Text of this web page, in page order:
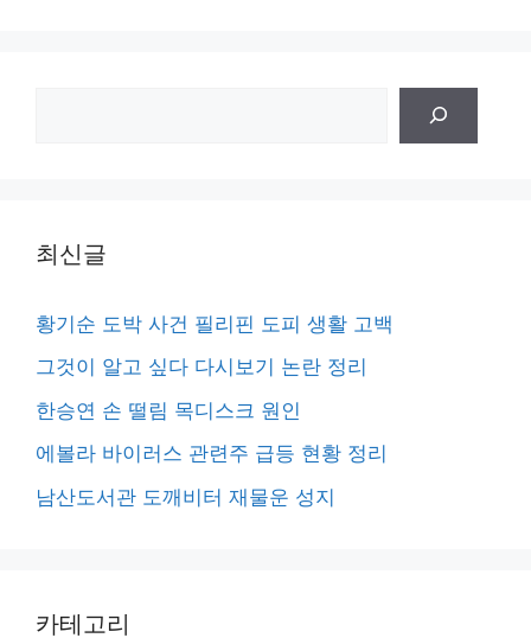
최신글
황기순 도박 사건 필리핀 도피 생활 고백
그것이 알고 싶다 다시보기 논란 정리
한승연 손 떨림 목디스크 원인
에볼라 바이러스 관련주 급등 현황 정리
남산도서관 도깨비터 재물운 성지
카테고리